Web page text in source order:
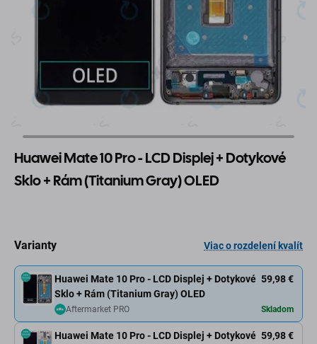
Huawei Mate 10 Pro - LCD Displej + Dotykové
Sklo + Rám (Titanium Gray) OLED
Varianty Viac o rozdelení kvalít
Huawei Mate 10 Pro - LCD Displej + Dotykové 59,98 €
Huawei Mate 10 Pro - LCD Displej + Dotykové
Sklo + Rám (Titanium Gray) OLED
59,98 €
Aftermarket PRO Skladom